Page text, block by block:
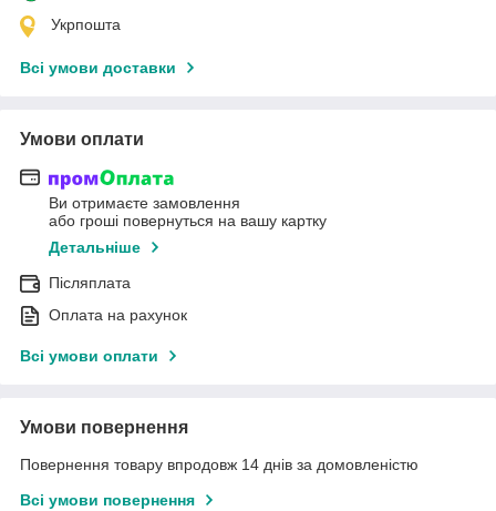
Укрпошта
Всі умови доставки
Умови оплати
Ви отримаєте замовлення
або гроші повернуться на вашу картку
Детальніше
Післяплата
Оплата на рахунок
Всі умови оплати
Умови повернення
Повернення товару впродовж 14 днів за домовленістю
Всі умови повернення